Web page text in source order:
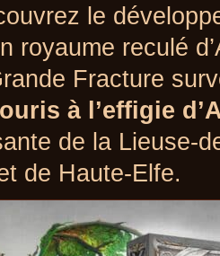
le
royaume reculé
Fracture
à l’effigie
de la Lieuse-
de Haute-Elfe.